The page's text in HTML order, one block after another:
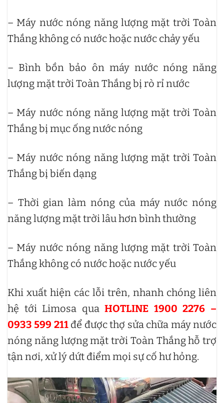
– Máy nước nóng năng lượng mặt trời Toàn
Thắng không có nước hoặc nước chảy yếu
– Bình bồn bảo ôn máy nước nóng năng
lượng mặt trời Toàn Thắng bị rò rỉ nước
– Máy nước nóng năng lượng mặt trời Toàn
Thắng bị mục ống nước nóng
– Máy nước nóng năng lượng mặt trời Toàn
Thắng bị biến dạng
– Thời gian làm nóng của máy nước nóng
năng lượng mặt trời lâu hơn bình thường
– Máy nước nóng năng lượng mặt trời Toàn
Thắng không có nước hoặc nước yếu
Khi xuất hiện các lỗi trên, nhanh chóng liên
hệ tới Limosa quaHOTLINE 1900 2276 –
0933 599 211để được thợ sửa chữa máy nước
nóng năng lượng mặt trời Toàn Thắng hỗ trợ
tận nơi, xử lý dứt điểm mọi sự cố hư hỏng.